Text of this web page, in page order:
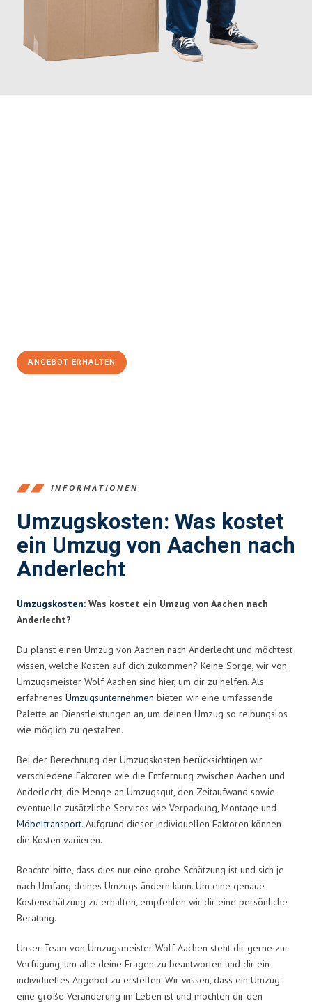
ANGEBOT ERHALTEN
INFORMATIONEN
Umzugskosten: Was kostet
ein Umzug von Aachen nach
Anderlecht
Umzugskosten: Was kostet ein Umzug von Aachen nach
Anderlecht?
Du planst einen Umzug von Aachen nach Anderlecht und möchtest
wissen, welche Kosten auf dich zukommen? Keine Sorge, wir von
Umzugsmeister Wolf Aachen sind hier, um dir zu helfen. Als
erfahrenes Umzugsunternehmen bieten wir eine umfassende
Palette an Dienstleistungen an, um deinen Umzug so reibungslos
wie möglich zu gestalten.
Bei der Berechnung der Umzugskosten berücksichtigen wir
verschiedene Faktoren wie die Entfernung zwischen Aachen und
Anderlecht, die Menge an Umzugsgut, den Zeitaufwand sowie
eventuelle zusätzliche Services wie Verpackung, Montage und
Möbeltransport. Aufgrund dieser individuellen Faktoren können
die Kosten variieren.
Beachte bitte, dass dies nur eine grobe Schätzung ist und sich je
nach Umfang deines Umzugs ändern kann. Um eine genaue
Kostenschätzung zu erhalten, empfehlen wir dir eine persönliche
Beratung.
Unser Team von Umzugsmeister Wolf Aachen steht dir gerne zur
Verfügung, um alle deine Fragen zu beantworten und dir ein
individuelles Angebot zu erstellen. Wir wissen, dass ein Umzug
eine große Veränderung im Leben ist und möchten dir den